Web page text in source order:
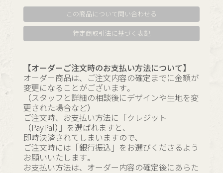
この商品について問い合わせる
特定商取引法に基づく表記
【オーダーご注文時のお支払い方法について】
オーダー商品は、ご注文内容の確定までに金額が
変更になることがございます。
（スタッフと詳細の相談後にデザインや生地を変
更された場合など）
ご注文時、お支払い方法に「クレジット
（PayPal）」を選ばれますと、
即時決済されてしまいますので、
ご注文時には「銀行振込」をお選びくださるよう
お願いいたします。
お支払い方法は、オーダー内容の確定後にあらた